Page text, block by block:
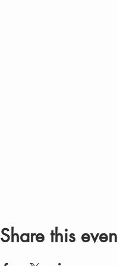
Share this